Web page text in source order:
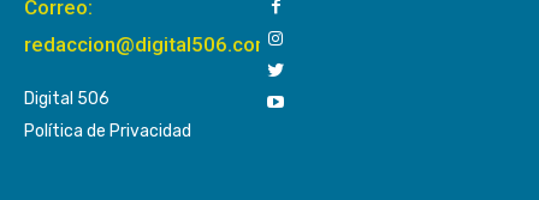
Correo:
redaccion@digital506.com
Digital 506
Política de Privacidad